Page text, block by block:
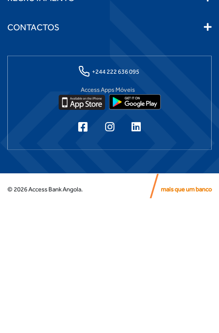
CONTACTOS
+244 222 636 095
Access Apps Móveis
© 2026Access Bank Angola. mais que um banco